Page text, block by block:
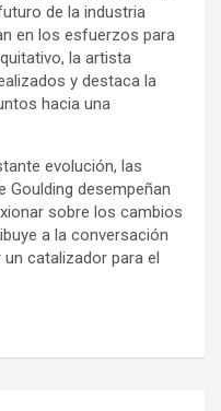
de la industria
en los esfuerzos para
la artista
y destaca la
hacia una
evolución, las
Goulding desempeñan
sobre los cambios
a la conversación
catalizador para el